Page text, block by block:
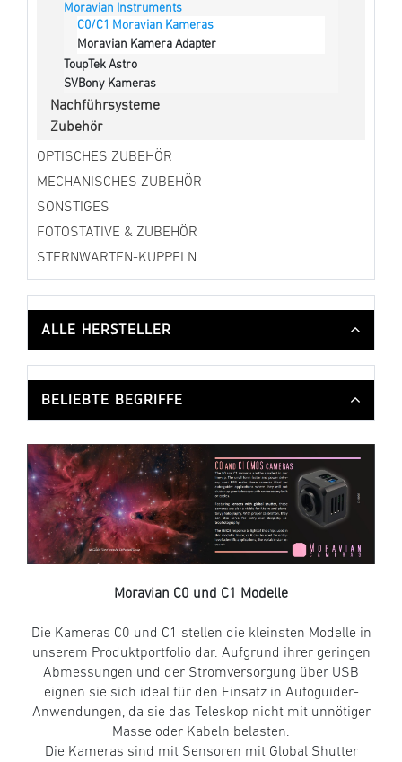
Moravian Instruments
C0/C1 Moravian Kameras
Moravian Kamera Adapter
ToupTek Astro
SVBony Kameras
Nachführsysteme
Zubehör
OPTISCHES ZUBEHÖR
MECHANISCHES ZUBEHÖR
SONSTIGES
FOTOSTATIVE & ZUBEHÖR
STERNWARTEN-KUPPELN
ALLE HERSTELLER
BELIEBTE BEGRIFFE
Moravian C0 und C1 Modelle
Die Kameras C0 und C1 stellen die kleinsten Modelle in
unserem Produktportfolio dar. Aufgrund ihrer geringen
Abmessungen und der Stromversorgung über USB
eignen sie sich ideal für den Einsatz in Autoguider-
Anwendungen, da sie das Teleskop nicht mit unnötiger
Masse oder Kabeln belasten.
Die Kameras sind mit Sensoren mit Global Shutter